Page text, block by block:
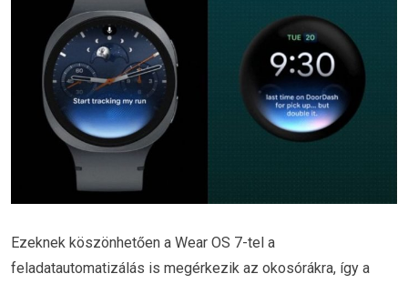
Ezeknek köszönhetően a Wear OS 7-tel a
feladatautomatizálás is megérkezik az okosórákra, így a